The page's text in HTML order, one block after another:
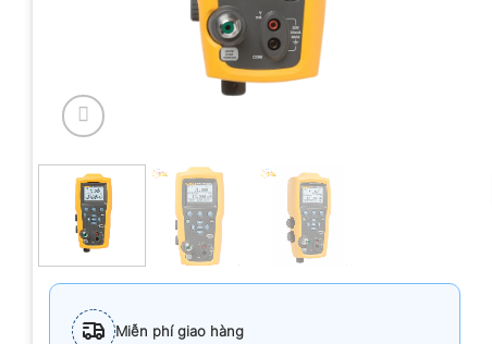
Miễn phí giao hàng